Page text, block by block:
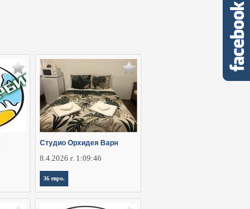
Студио Орхидея Варн
8.4.2026 г. 1:09:46
36 евро.